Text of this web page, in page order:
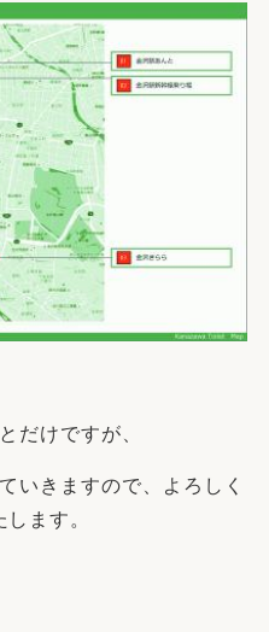
だけですが、
いきますので、よろしく
ます。